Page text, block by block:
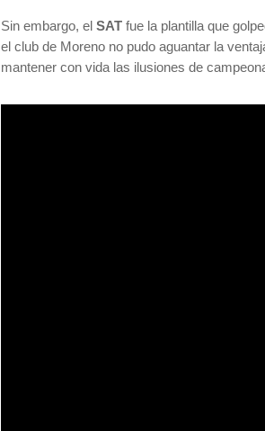
Sin embargo, el SATfue la plantilla que
el club de Moreno no pudo aguantar la
mantener con vida las ilusiones de